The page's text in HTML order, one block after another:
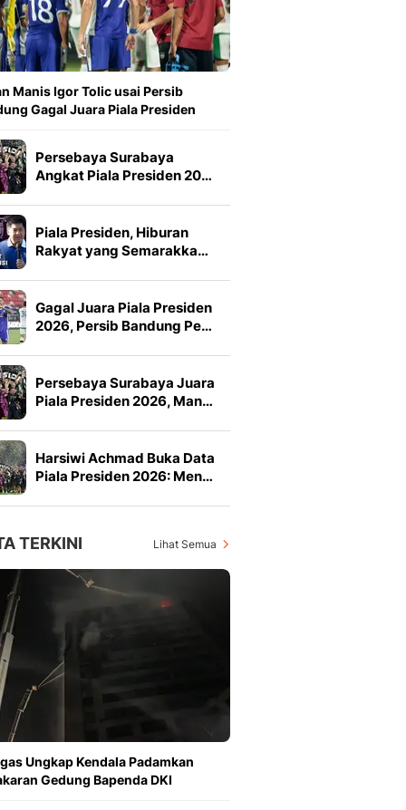
Manis Igor Tolic usai Persib
Gagal Juara Piala Presiden
Persebaya Surabaya
Angkat Piala Presiden 20…
Piala Presiden, Hiburan
Rakyat yang Semarakka…
Gagal Juara Piala Presiden
2026, Persib Bandung Pe…
Persebaya Surabaya Juara
Piala Presiden 2026, Man…
Harsiwi Achmad Buka Data
Piala Presiden 2026: Men…
TERKINI Lihat Semua
Ungkap Kendala Padamkan
Gedung Bapenda DKI